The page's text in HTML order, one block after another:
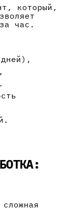
который,
час.